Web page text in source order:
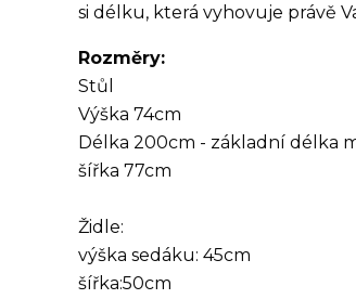
si délku, která vyhovuje právě
Rozměry:
Stůl
Výška 74cm
Délka 200cm - základní délka
šířka 77cm
Židle:
výška sedáku: 45cm
šířka:50cm